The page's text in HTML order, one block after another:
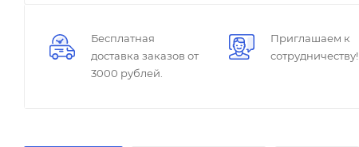
Бесплатная
доставка заказов от
3000 рублей.
Приглашаем к
сотрудничеству!